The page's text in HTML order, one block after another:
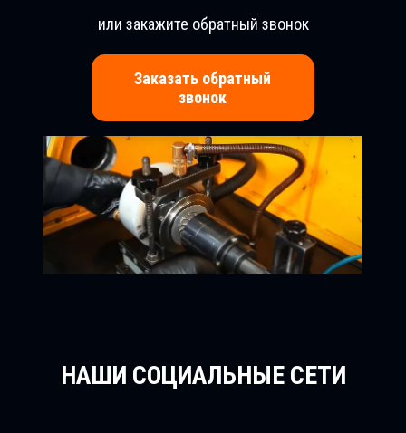
или закажите обратный звонок
Заказать обратный
звонок
НАШИ СОЦИАЛЬНЫЕ СЕТИ